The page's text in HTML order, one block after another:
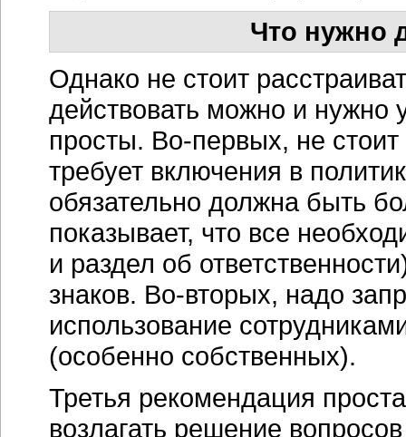
Что нужно
Однако не стоит
действовать можно и нужно
просты. Во-первых, не
требует включения в
обязательно должна быть
показывает, что все
и раздел об
знаков. Во-вторых, надо
использование
(особенно собственных).
Третья рекомендация
возлагать решение